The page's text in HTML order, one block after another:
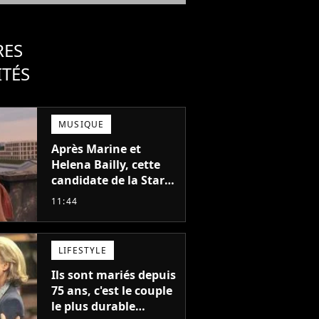
MUSIQUE
Après Marine et
Helena Bailly, cette
candidate de la Star
Academy adorée du
premier album, "C'est
tellement puissant"
11:44
LIFESTYLE
Ils sont mariés depuis
75 ans, c'est le couple
le plus durable